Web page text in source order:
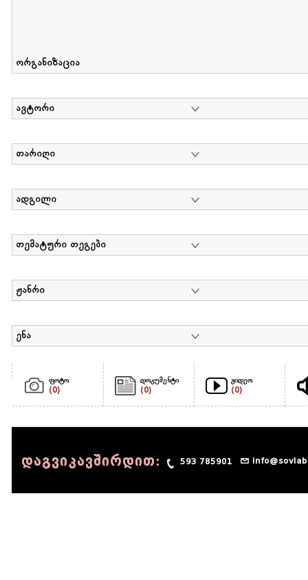
ორგანიზაცია
ავტორი
თარიღი
ადგილი
თემატური თეგები
ჟანრი
ენა
ფოტო
(0)
დოკუმენტი
(0)
ვიდეო
(0)
დაგვიკავშირდით: 593 785901